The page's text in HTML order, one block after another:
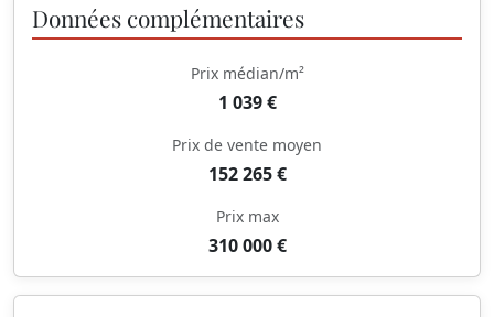
Données complémentaires
Prix médian/m²
1 039 €
Prix de vente moyen
152 265 €
Prix max
310 000 €